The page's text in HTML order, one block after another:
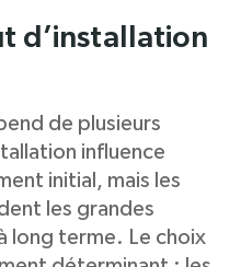
d’installation
de plusieurs
influence
initial, mais les
les grandes
long terme. Le choix